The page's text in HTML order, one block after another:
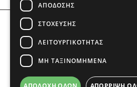
Αριθμός
COPYRIGHT © 2026 Το
ΑΠΌΔΟΣΗΣ
ΣΤΌΧΕΥΣΗΣ
ΛΕΙΤΟΥΡΓΙΚΌΤΗΤΑΣ
ΜΗ ΤΑΞΙΝΟΜΗΜΈΝΑ